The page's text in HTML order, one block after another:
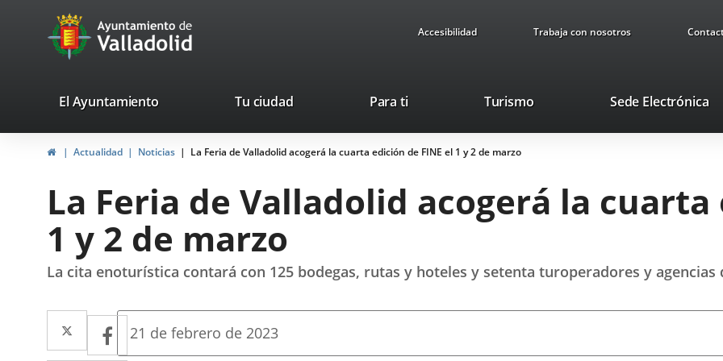
Portal
Web
Ayuntamiento
de
Accesibilidad Trabaja con nosotros
valladolid.es
El Ayuntamiento Tu ciudad Para ti TurismoEste
se
una
ventana
Sede Electrónica
InicioActualidad Noticias La Feria de Valladolid acogerá la cuarta edición de FINE el 1 y 2 de marzo
La Feria de Valladolid acogerá la cuarta
1 y 2 de marzo
La cita enoturística contará con 125 bodegas, rutas y hoteles y setenta turoperadores y agencias
Twitter
Enlace
a
Facebook
Enlace
Fecha
21 de febrero de 2023